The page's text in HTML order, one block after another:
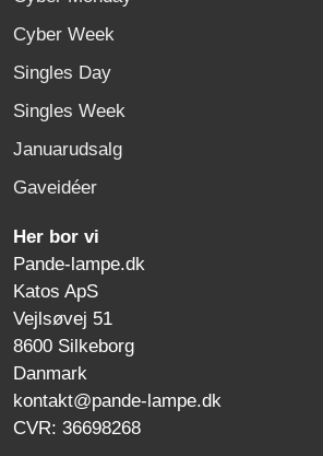
Cyber Week
Singles Day
Singles Week
Januarudsalg
Gaveidéer
Her bor vi
Pande-lampe.dk
Katos ApS
Vejlsøvej 51
8600 Silkeborg
Danmark
kontakt@pande-lampe.dk
CVR: 36698268